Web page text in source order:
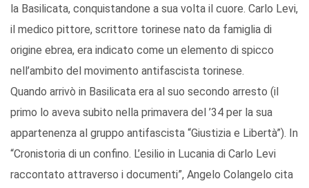
la Basilicata, conquistandone a sua volta il cuore. Carlo Levi,
il medico pittore, scrittore torinese nato da famiglia di
origine ebrea, era indicato come un elemento di spicco
nell’ambito del movimento antifascista torinese.
Quando arrivò in Basilicata era al suo secondo arresto (il
primo lo aveva subito nella primavera del ’34 per la sua
appartenenza al gruppo antifascista “Giustizia e Libertà”). In
“Cronistoria di un confino. L’esilio in Lucania di Carlo Levi
raccontato attraverso i documenti”, Angelo Colangelo cita